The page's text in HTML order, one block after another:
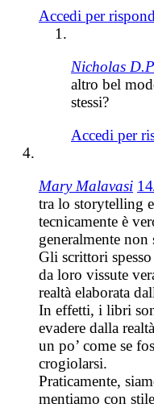
Accedi per
Nicholas
altro bel
stessi?
Accedi per
Mary Malavasi
tra lo storytelling
tecnicamente è
generalmente non
Gli scrittori spesso
da loro vissute
realtà elaborata
In effetti, i libri
evadere dalla
un po’ come se
crogiolarsi.
Praticamente,
mentiamo con